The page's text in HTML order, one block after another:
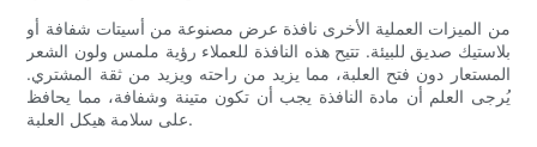
من الميزات العملية الأخرى نافذة عرض مصنوعة من أسيتات شفافة أو
بلاستيك صديق للبيئة. تتيح هذه النافذة للعملاء رؤية ملمس ولون الشعر
المستعار دون فتح العلبة، مما يزيد من راحته ويزيد من ثقة المشتري.
يُرجى العلم أن مادة النافذة يجب أن تكون متينة وشفافة، مما يحافظ
على سلامة هيكل العلبة.